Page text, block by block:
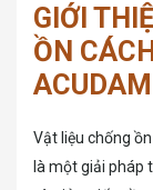
GIỚI
ỒN
Vật liệu chống
là một giải pháp